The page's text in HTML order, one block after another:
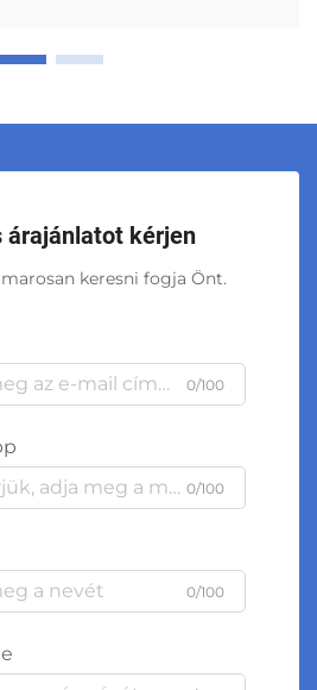
árajánlatot kérjen
keresni fogja Önt.
0/100
0/100
0/100